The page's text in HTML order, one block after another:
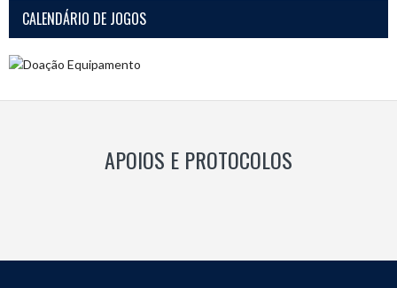
CALENDÁRIO DE JOGOS
APOIOS E PROTOCOLOS